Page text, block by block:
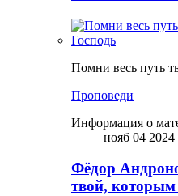
Помни весь путь
Проповеди
Информация о
нояб 04 2024
Фёдор
твой, которым